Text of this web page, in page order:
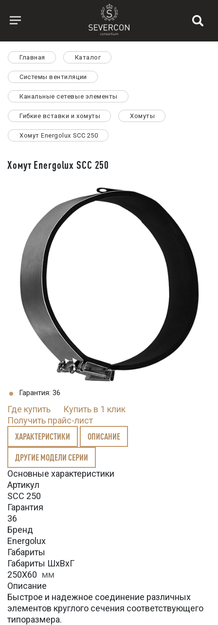
Главная Каталог
Системы вентиляции
Канальные сетевые элементы
Гибкие вставки и хомуты Хомуты
Хомут Energolux SCC 250
Хомут Energolux SCC 250
Гарантия: 36
Где купить
Купить в 1 клик
Получить прайс-лист
ХАРАКТЕРИСТИКИ ОПИСАНИЕ
ДРУГИЕ МОДЕЛИ СЕРИИ
Основные характеристики
Артикул
SCC 250
Гарантия
36
Бренд
Energolux
Габариты
Габариты ШхВхГ
250X60 мм
Описание
Быстрое и надежное соединение различных
элементов круглого сечения соответствующего
типоразмера.